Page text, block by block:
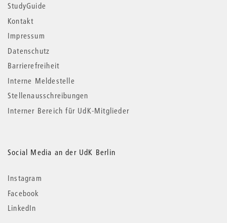
StudyGuide
Kontakt
Impressum
Datenschutz
Barrierefreiheit
Interne Meldestelle
Stellenausschreibungen
Interner Bereich für UdK-Mitglieder
Social Media an der UdK Berlin
Instagram
Facebook
LinkedIn